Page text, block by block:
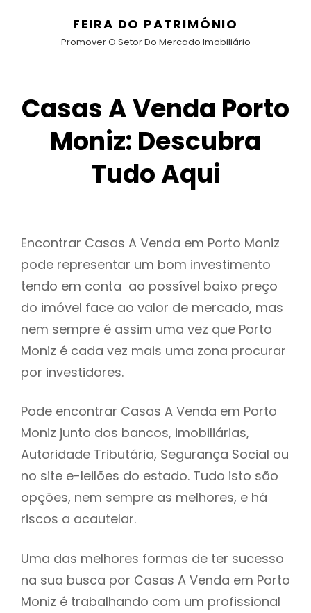
FEIRA DO PATRIMÓNIO
Promover O Setor Do Mercado Imobiliário
Casas A Venda Porto
Moniz: Descubra
Tudo Aqui
Encontrar Casas A Venda em Porto Moniz
pode representar um bom investimento
tendo em conta ao possível baixo preço
do imóvel face ao valor de mercado, mas
nem sempre é assim uma vez que Porto
Moniz é cada vez mais uma zona procurar
por investidores.
Pode encontrar Casas A Venda em Porto
Moniz junto dos bancos, imobiliárias,
Autoridade Tributária, Segurança Social ou
no site e-leilões do estado. Tudo isto são
opções, nem sempre as melhores, e há
riscos a acautelar.
Uma das melhores formas de ter sucesso
na sua busca por Casas A Venda em Porto
Moniz é trabalhando com um profissional